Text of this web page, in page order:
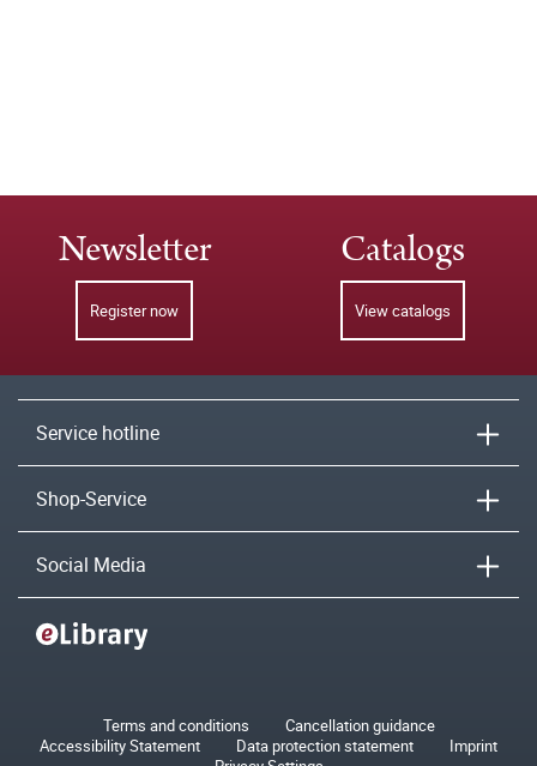
Newsletter
Register now
Catalogs
View catalogs
Service hotline
Shop-Service
Social Media
Terms and conditions
Cancellation guidance
Accessibility Statement
Data protection statement
Imprint